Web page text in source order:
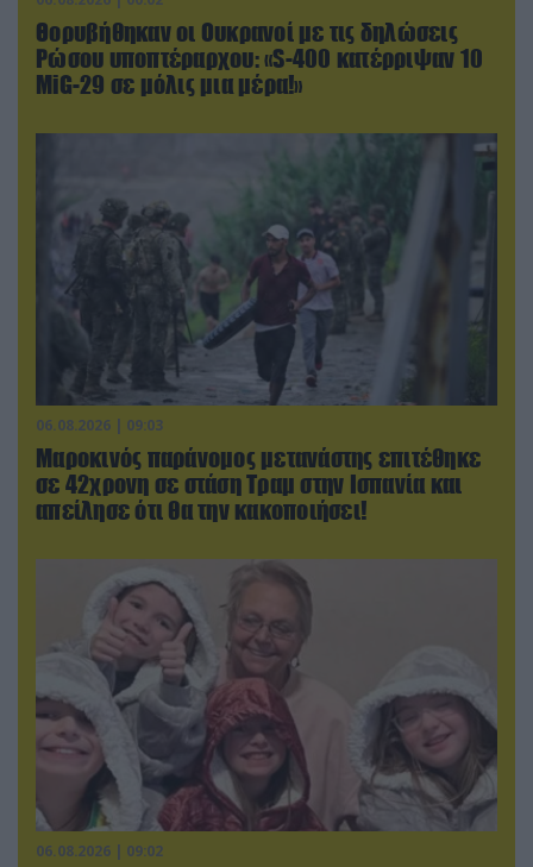
Θορυβήθηκαν οι Ουκρανοί με τις δηλώσεις
Ρώσου υποπτέραρχου: «S-400 κατέρριψαν 10
MiG-29 σε μόλις μια μέρα!»
06.08.2026 | 09:03
Μαροκινός παράνομος μετανάστης επιτέθηκε
σε 42χρονη σε στάση Τραμ στην Ισπανία και
απείλησε ότι θα την κακοποιήσει!
06.08.2026 | 09:02